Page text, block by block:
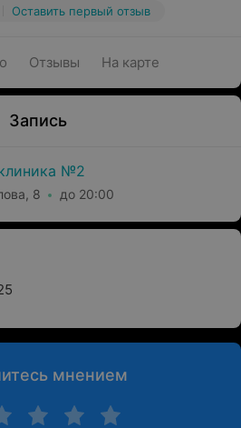
Оставить первый отзыв
Отзывы На карте
Запись
№2
8 до 20:00
мнением